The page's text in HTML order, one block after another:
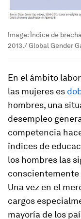
Image: Índice de
2013./ Global Gender
En el ámbito
las mujeres es
hombres, una
desempleo
competencia
índices de
los hombres las
Una vez en el
cargos
mayoría de los